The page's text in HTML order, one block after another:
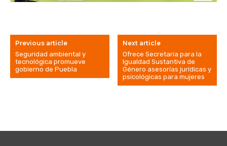
Previous article
Seguridad ambiental y
tecnológica promueve
gobierno de Puebla
Next article
Ofrece Secretaría para la
Igualdad Sustantiva de
Género asesorías jurídicas y
psicológicas para mujeres